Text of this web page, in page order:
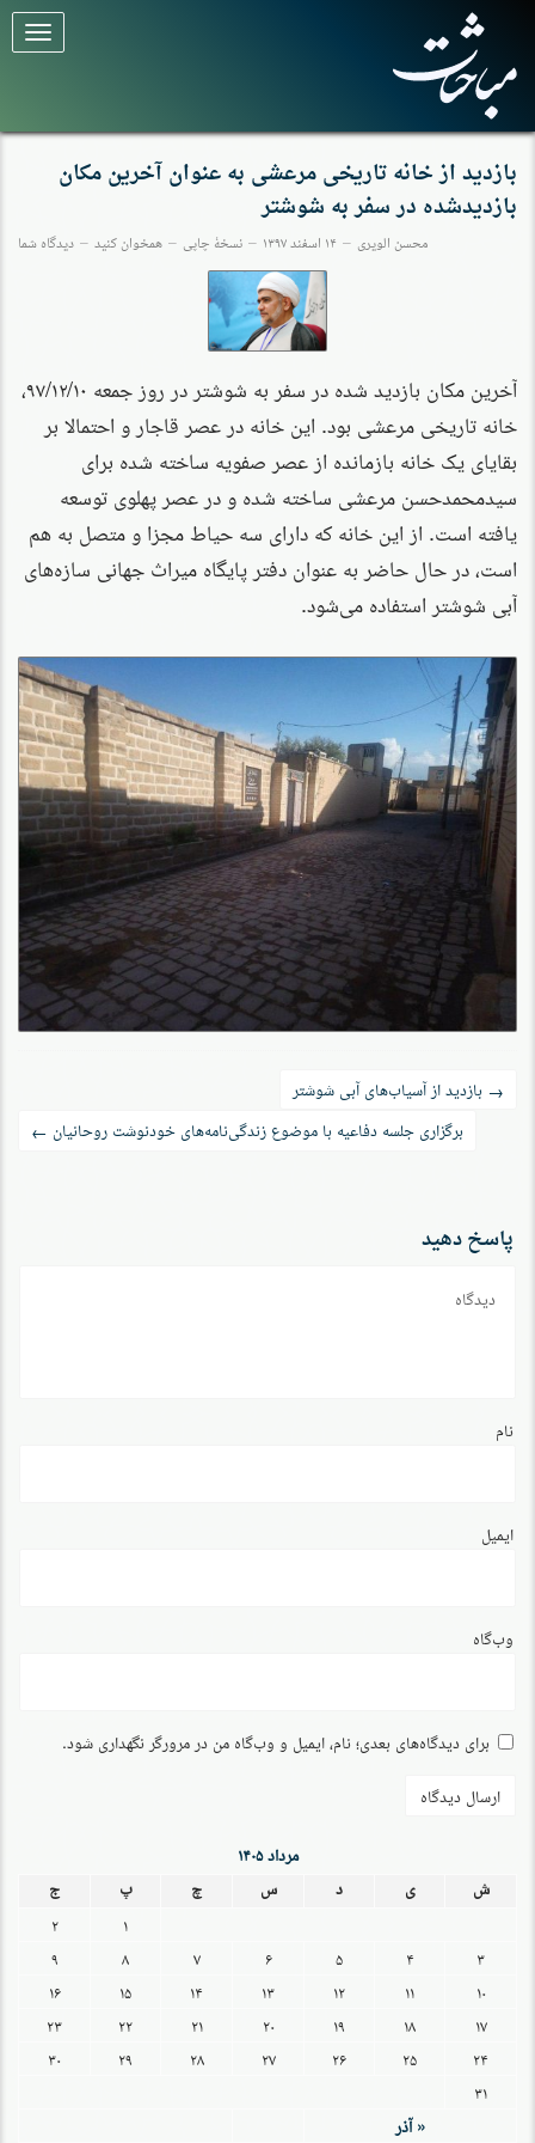
برای
تغییر
کنید
بازدید از خانه تاریخی مرعشی به عنوان آخرین مکان
بازدیدشده در سفر به شوشتر
محسن الویری ۱۴ اسفند ۱۳۹۷ نسخهٔ چاپی همخوان کنید دیدگاه شما
آخرین مکان بازدید شده در سفر به شوشتر در روز جمعه ۹۷/۱۲/۱۰،
خانه تاریخی مرعشی بود. این خانه در عصر قاجار و احتمالا بر
بقایای یک خانه بازمانده از عصر صفویه ساخته شده برای
سیدمحمدحسن مرعشی ساخته شده و در عصر پهلوی توسعه
یافته است. از این خانه که دارای سه حیاط مجزا و متصل به هم
است، در حال حاضر به عنوان دفتر پایگاه میراث جهانی سازه‌های
آبی شوشتر استفاده می‌شود.
راه‌بری
نوشته
→ بازدید از آسیاب‌های آبی شوشتر
برگزاری جلسه دفاعیه با موضوع زندگی‌نامه‌های خودنوشت روحانیان ←
پاسخ دهید
نام
ایمیل
وب‌گاه
برای دیدگاه‌های بعدی؛ نام، ایمیل و وب‌گاه من در مرورگر نگهداری شود.
مرداد ۱۴۰۵
ش
ی د س چ پ
ج
۱
۲
۳
۴ ۵ ۶ ۷ ۸
۹
۱۰
۱۱ ۱۲ ۱۳ ۱۴ ۱۵
۱۶
۱۷
۱۸ ۱۹ ۲۰ ۲۱ ۲۲
۲۳
۲۴
۲۵ ۲۶ ۲۷ ۲۸ ۲۹
۳۰
۳۱
« آذر